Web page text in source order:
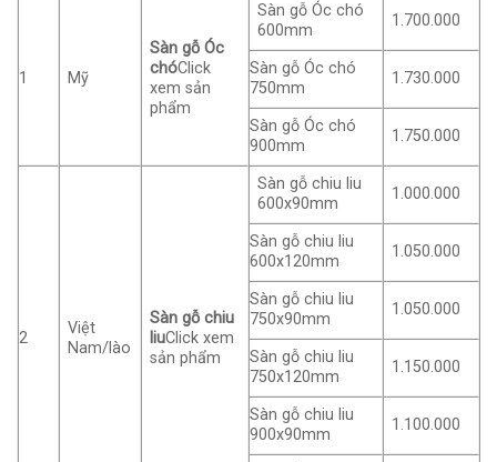
1 Mỹ
Sàn gỗ Óc
chóClick
xem sản
phẩm
Sàn gỗ Óc chó
600mm
1.700.000
Sàn gỗ Óc chó
750mm
1.730.000
Sàn gỗ Óc chó
900mm
1.750.000
2
Việt
Nam/lào
Sàn gỗ chiu
liuClick xem
sản phẩm
Sàn gỗ chiu liu
600x90mm
1.000.000
Sàn gỗ chiu liu
600x120mm
1.050.000
Sàn gỗ chiu liu
750x90mm
1.050.000
Sàn gỗ chiu liu
750x120mm
1.150.000
Sàn gỗ chiu liu
900x90mm
1.100.000